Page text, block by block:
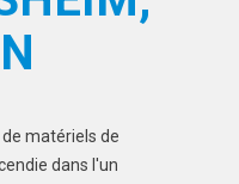
matériels de
dans l'un